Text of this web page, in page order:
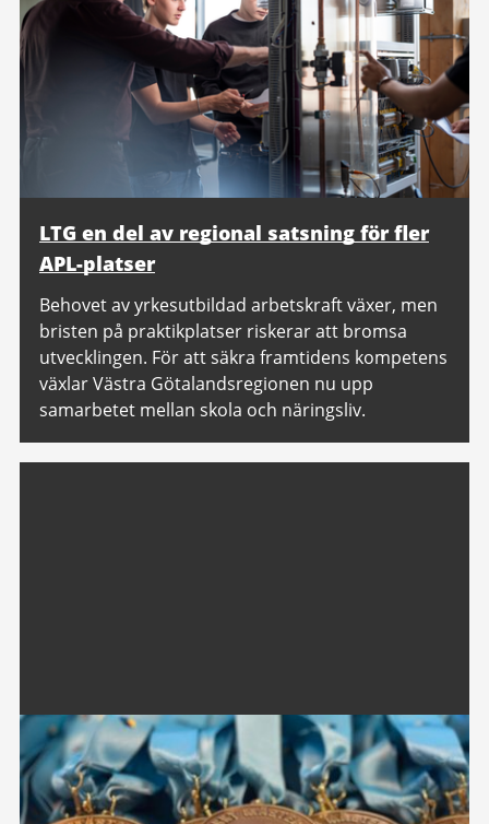
LTG en del av regional satsning för fler
APL-platser
Behovet av yrkesutbildad arbetskraft växer, men
bristen på praktikplatser riskerar att bromsa
utvecklingen. För att säkra framtidens kompetens
växlar Västra Götalandsregionen nu upp
samarbetet mellan skola och näringsliv.